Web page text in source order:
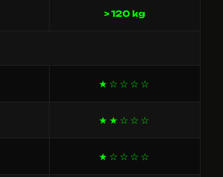
> 120 kg
★☆☆☆☆
★★☆☆☆
★☆☆☆☆